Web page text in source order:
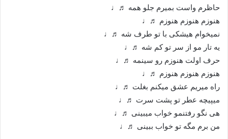
حاظرم واست بمیرم جلو همه ♬♩
هنوزم هنوزم هنوزم ♬♩
نمیخوام هیشکی با تو طرف شه ♬♩
یه تار مو از سر تو کم شه ♬♩
حرف اولت هنوزم رو سینمه ♬♩
هنوزم هنوزم هنوزم ♬♩
راه میریم عشق میکنم بغلت ♬♩
میپیچه عطر تو پشت سرت ♬♩
هی نگو رفتنمو خواب میبینی ♬♩
من برم مگه تو خواب ببینی ♬♩